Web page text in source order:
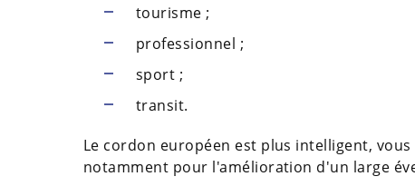
tourisme ;
professionnel ;
sport ;
transit.
Le cordon européen est plus intelligent,
notamment pour l'amélioration d'un large